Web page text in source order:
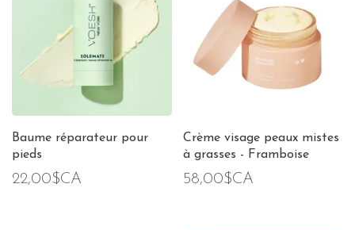
Baume réparateur pour
pieds
22,00$CA
Crème visage peaux mistes
à grasses - Framboise
58,00$CA